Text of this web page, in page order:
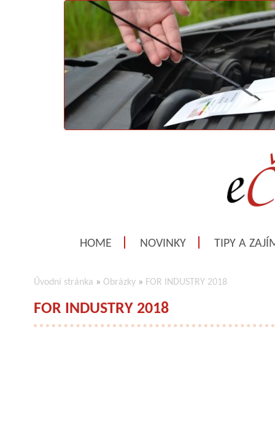
HOME NOVINKY TIPY A
Úvodní stránka » Obrázky » FOR INDUSTRY 2018
FOR INDUSTRY 2018